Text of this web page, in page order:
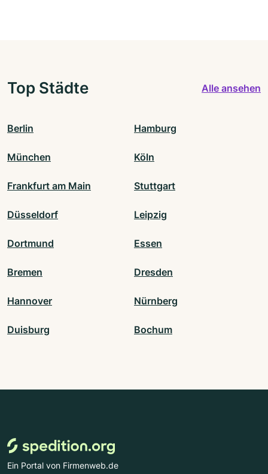
Top Städte Alle ansehen
Berlin Hamburg
München Köln
Frankfurt am Main Stuttgart
Düsseldorf Leipzig
Dortmund Essen
Bremen Dresden
Hannover Nürnberg
Duisburg Bochum
Ein Portal von Firmenweb.de